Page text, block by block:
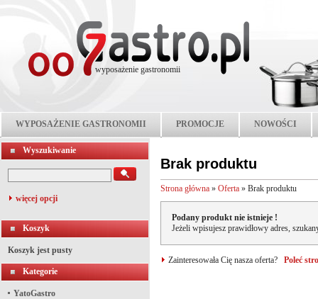
wyposażenie gastronomii
WYPOSAŻENIE GASTRONOMII PROMOCJE NOWOŚCI
Wyszukiwanie
więcej opcji
Koszyk
Koszyk jest pusty
Kategorie
YatoGastro
Brak produktu
Strona główna » Oferta » Brak produktu
Podany produkt nie istnieje !
Jeżeli wpisujesz prawidłowy adres,
Zainteresowała Cię nasza oferta? Poleć